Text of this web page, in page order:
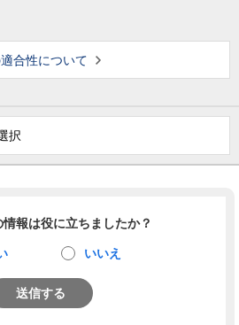
合性について
択
報は役に立ちましたか？
いいえ
送信する